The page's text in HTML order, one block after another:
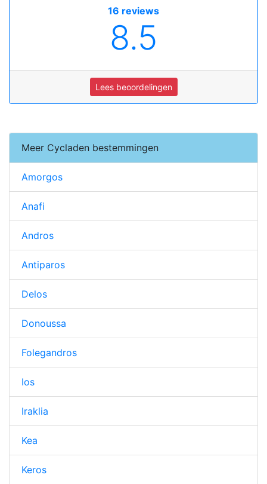
16 reviews
8.5
Lees beoordelingen
Meer Cycladen bestemmingen
Amorgos
Anafi
Andros
Antiparos
Delos
Donoussa
Folegandros
Ios
Iraklia
Kea
Keros